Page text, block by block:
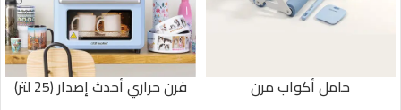
حامل أكواب مرن
فرن حراري أحدث إصدار (25 لتر)